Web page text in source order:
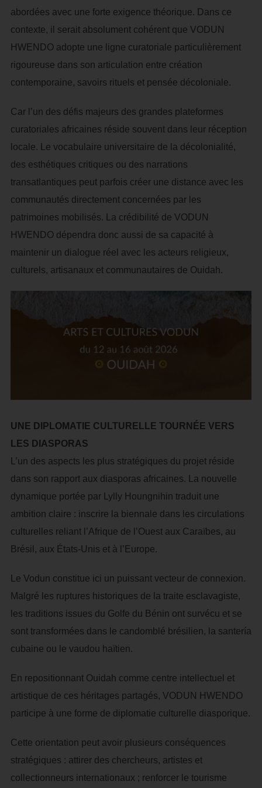
abordées avec une forte exigence théorique. Dans ce
contexte, il serait absolument cohérent que VODUN
HWENDO adopte une ligne curatoriale particulièrement
rigoureuse dans son articulation entre création
contemporaine, savoirs rituels et pensée décoloniale.
Car l’un des défis majeurs des grandes plateformes
curatoriales africaines réside souvent dans leur réception
locale. Le vocabulaire universitaire de la décolonialité,
des esthétiques critiques ou des narrations
transatlantiques peut parfois créer une distance avec les
communautés directement concernées par les
patrimoines mobilisés. La crédibilité de VODUN
HWENDO dépendra donc aussi de sa capacité à
maintenir un dialogue réel avec les acteurs religieux,
culturels, artisanaux et communautaires de Ouidah.
UNE DIPLOMATIE CULTURELLE TOURNÉE VERS
LES DIASPORAS
L’un des aspects les plus stratégiques du projet réside
dans son rapport aux diasporas africaines. La nouvelle
dynamique portée par Lylly Houngnihin traduit une
ambition claire : inscrire la biennale dans les circulations
culturelles reliant l’Afrique de l’Ouest aux Caraïbes, au
Brésil, aux États-Unis et à l’Europe.
Le Vodun constitue ici un puissant vecteur de connexion.
Malgré les ruptures historiques de la traite esclavagiste,
les traditions issues du Golfe du Bénin ont survécu et se
sont transformées dans le candomblé brésilien, la santería
cubaine ou le vaudou haïtien.
En repositionnant Ouidah comme centre intellectuel et
artistique de ces héritages partagés, VODUN HWENDO
participe à une forme de diplomatie culturelle diasporique.
Cette orientation peut avoir plusieurs conséquences
stratégiques : attirer des chercheurs, artistes et
collectionneurs internationaux ; renforcer le tourisme